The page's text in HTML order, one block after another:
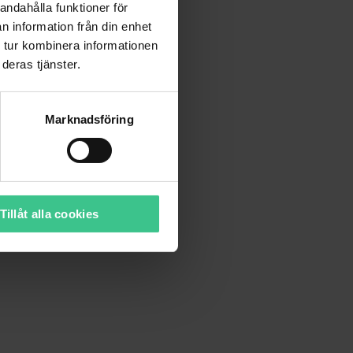
funktioner för
information från din enhet
kombinera informationen
tjänster.
Marknadsföring
Tillåt alla cookies